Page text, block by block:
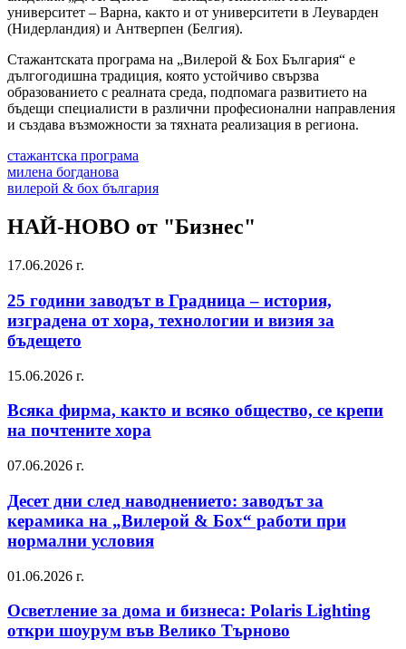
университет – Варна, както и от университети в Леуварден
(Нидерландия) и Антверпен (Белгия).
Стажантската програма на „Вилерой & Бох България“ е
дългогодишна традиция, която устойчиво свързва
образованието с реалната среда, подпомага развитието на
бъдещи специалисти в различни професионални направления
и създава възможности за тяхната реализация в региона.
стажантска програма
милена богданова
вилерой & бох българия
НАЙ-НОВО от "Бизнес"
17.06.2026 г.
25 години заводът в Градница – история,
изградена от хора, технологии и визия за
бъдещето
15.06.2026 г.
Всяка фирма, както и всяко общество, се крепи
на почтените хора
07.06.2026 г.
Десет дни след наводнението: заводът за
керамика на „Вилерой & Бох“ работи при
нормални условия
01.06.2026 г.
Осветление за дома и бизнеса: Polaris Lighting
откри шоурум във Велико Търново